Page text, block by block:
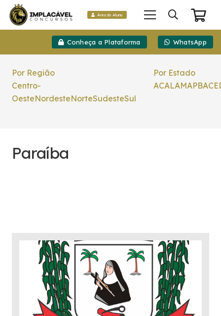
Área do Aluno
Conheça a Plataforma WhatsApp
Por Região
Centro-
OesteNordesteNorteSudesteSul
Por Estado
ACALAMAPBACE
Paraíba